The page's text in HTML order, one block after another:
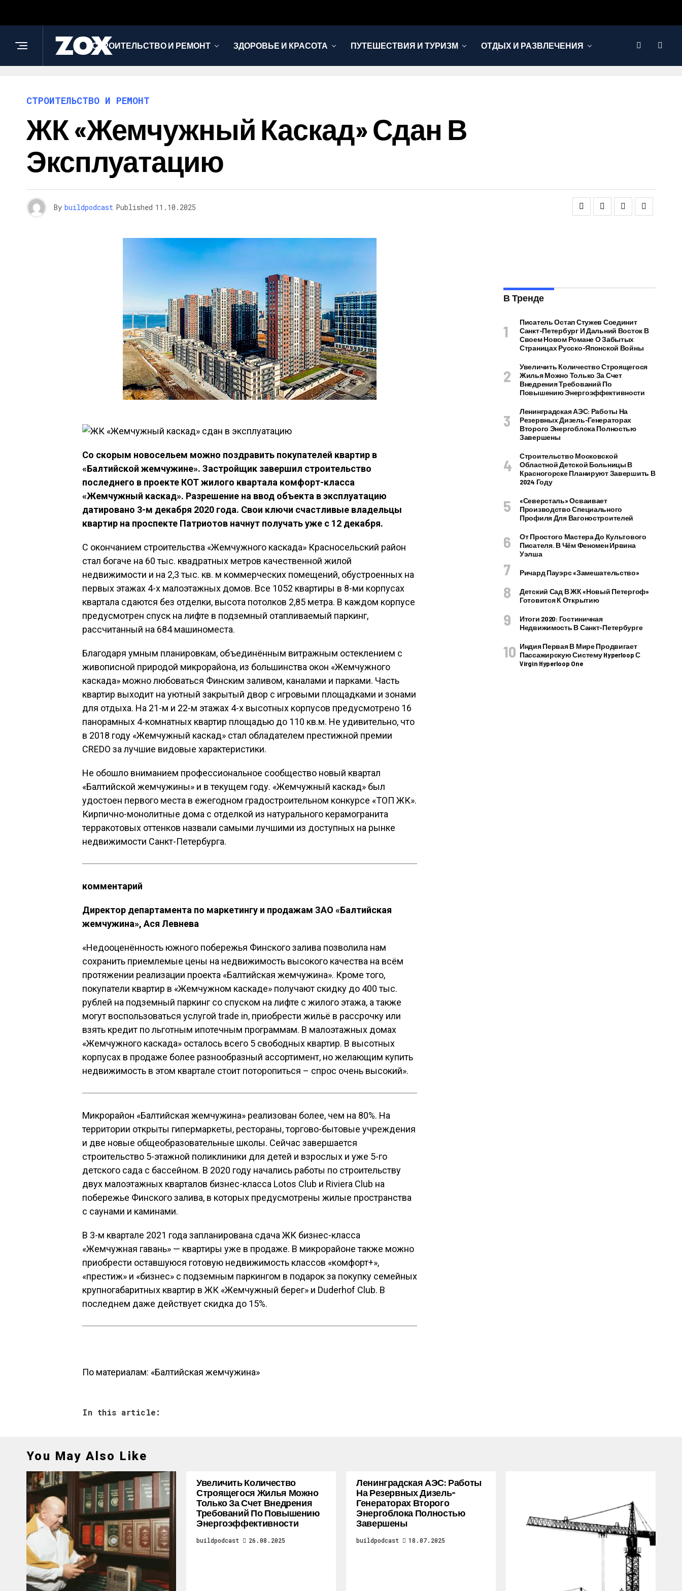
СТРОИТЕЛЬСТВО И РЕМОНТ ЗДОРОВЬЕ И КРАСОТА ПУТЕШЕСТВИЯ И ТУРИЗМ ОТДЫХ И РАЗВЛЕЧЕНИЯ
СТРОИТЕЛЬСТВО И РЕМОНТ
ЖК «Жемчужный Каскад» Сдан В
Эксплуатацию
By buildpodcast Published 11.10.2025
Со скорым новосельем можно поздравить покупателей квартир в
«Балтийской жемчужине». Застройщик завершил строительство
последнего в проекте КОТ жилого квартала комфорт-класса
«Жемчужный каскад». Разрешение на ввод объекта в эксплуатацию
датировано 3-м декабря 2020 года. Свои ключи счастливые владельцы
квартир на проспекте Патриотов начнут получать уже с 12 декабря.
С окончанием строительства «Жемчужного каскада» Красносельский район
стал богаче на 60 тыс. квадратных метров качественной жилой
недвижимости и на 2,3 тыс. кв. м коммерческих помещений, обустроенных на
первых этажах 4-х малоэтажных домов. Все 1052 квартиры в 8-ми корпусах
квартала сдаются без отделки, высота потолков 2,85 метра. В каждом корпусе
предусмотрен спуск на лифте в подземный отапливаемый паркинг,
рассчитанный на 684 машиноместа.
Благодаря умным планировкам, объединённым витражным остеклением с
живописной природой микрорайона, из большинства окон «Жемчужного
каскада» можно любоваться Финским заливом, каналами и парками. Часть
квартир выходит на уютный закрытый двор с игровыми площадками и зонами
для отдыха. На 21-м и 22-м этажах 4-х высотных корпусов предусмотрено 16
панорамных 4-комнатных квартир площадью до 110 кв.м. Не удивительно, что
в 2018 году «Жемчужный каскад» стал обладателем престижной премии
CREDO за лучшие видовые характеристики.
Не обошло вниманием профессиональное сообщество новый квартал
«Балтийской жемчужины» и в текущем году. «Жемчужный каскад» был
удостоен первого места в ежегодном градостроительном конкурсе «ТОП ЖК».
Кирпично-монолитные дома с отделкой из натурального керамогранита
терракотовых оттенков назвали самыми лучшими из доступных на рынке
недвижимости Санкт-Петербурга.
комментарий
Директор департамента по маркетингу и продажам ЗАО «Балтийская
жемчужина», Ася Левнева
«Недооценённость южного побережья Финского залива позволила нам
сохранить приемлемые цены на недвижимость высокого качества на всём
протяжении реализации проекта «Балтийская жемчужина». Кроме того,
покупатели квартир в «Жемчужном каскаде» получают скидку до 400 тыс.
рублей на подземный паркинг со спуском на лифте с жилого этажа, а также
могут воспользоваться услугой trade in, приобрести жильё в рассрочку или
взять кредит по льготным ипотечным программам. В малоэтажных домах
«Жемчужного каскада» осталось всего 5 свободных квартир. В высотных
корпусах в продаже более разнообразный ассортимент, но желающим купить
недвижимость в этом квартале стоит поторопиться – спрос очень высокий».
Микрорайон «Балтийская жемчужина» реализован более, чем на 80%. На
территории открыты гипермаркеты, рестораны, торгово-бытовые учреждения
и две новые общеобразовательные школы. Сейчас завершается
строительство 5-этажной поликлиники для детей и взрослых и уже 5-го
детского сада с бассейном. В 2020 году начались работы по строительству
двух малоэтажных кварталов бизнес-класса Lotos Club и Riviera Club на
побережье Финского залива, в которых предусмотрены жилые пространства
с саунами и каминами.
В 3-м квартале 2021 года запланирована сдача ЖК бизнес-класса
«Жемчужная гавань» — квартиры уже в продаже. В микрорайоне также можно
приобрести оставшуюся готовую недвижимость классов «комфорт+»,
«престиж» и «бизнес» с подземным паркингом в подарок за покупку семейных
крупногабаритных квартир в ЖК «Жемчужный берег» и Duderhof Club. В
последнем даже действует скидка до 15%.
По материалам: «Балтийская жемчужина»
In this article:
В Тренде
Писатель Остап Стужев Соединит
Санкт-Петербург И Дальний Восток В
Своем Новом Романе О Забытых
Страницах Русско-Японской Войны
Увеличить Количество Строящегося
Жилья Можно Только За Счет
Внедрения Требований По
Повышению Энергоэффективности
Ленинградская АЭС: Работы На
Резервных Дизель-Генераторах
Второго Энергоблока Полностью
Завершены
Строительство Московской
Областной Детской Больницы В
Красногорске Планируют Завершить В
2024 Году
«Северсталь» Осваивает
Производство Специального
Профиля Для Вагоностроителей
От Простого Мастера До Культового
Писателя. В Чём Феномен Ирвина
Уэлша
Ричард Пауэрс «Замешательство»
Детский Сад В ЖК «Новый Петергоф»
Готовится К Открытию
Итоги 2020: Гостиничная
Недвижимость В Санкт-Петербурге
Индия Первая В Мире Продвигает
Пассажирскую Систему Hyperloop С
Virgin Hyperloop One
You May Also Like
Увеличить Количество
Строящегося Жилья Можно
Только За Счет Внедрения
Требований По Повышению
Энергоэффективности
buildpodcast 26.08.2025
Ленинградская АЭС: Работы
На Резервных Дизель-
Генераторах Второго
Энергоблока Полностью
Завершены
buildpodcast 18.07.2025